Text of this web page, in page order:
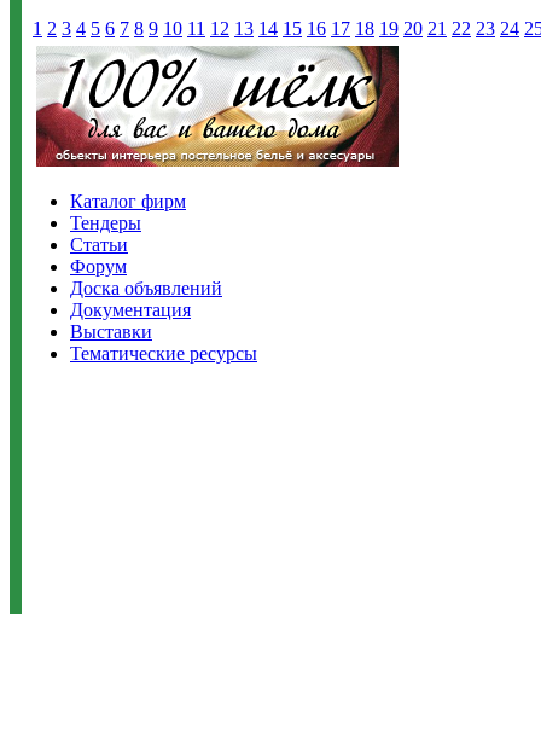
1 2 3 4 5 6 7 8 9 10 11 12 13 14 15 16 17 18 19 20 21 22 23 24
Каталог фирм
Тендеры
Статьи
Форум
Доска объявлений
Документация
Выставки
Тематические ресурсы